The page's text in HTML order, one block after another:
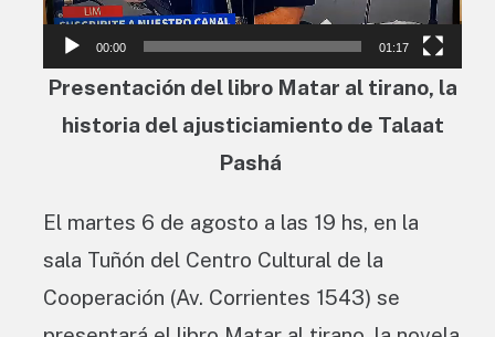
00:00 01:17
Presentación del libro Matar al tirano, la
historia del ajusticiamiento de Talaat
Pashá
El martes 6 de agosto a las 19 hs, en la
sala Tuñón del Centro Cultural de la
Cooperación (Av. Corrientes 1543) se